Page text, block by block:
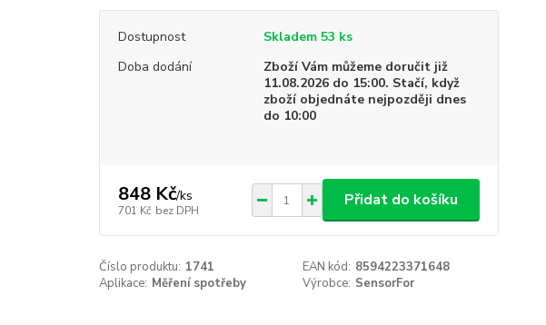
Dostupnost
Skladem 53 ks
Doba dodání
Zboží Vám můžeme doručit již
11.08.2026 do 15:00. Stačí, když
zboží objednáte nejpozději dnes
do 10:00
848 Kč/ks
701 Kč bez DPH
Přidat do košíku
Číslo produktu: 1741 EAN kód: 8594223371648
Aplikace: Měření spotřeby Výrobce: SensorFor